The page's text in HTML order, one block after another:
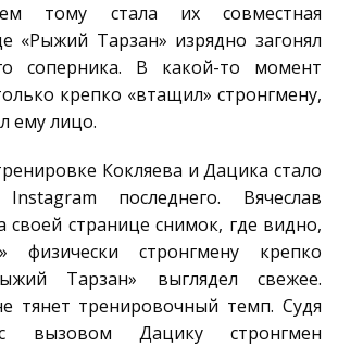
тому стала их совместная
«Рыжий Тарзан» изрядно загонял
соперника. В какой-то момент
крепко «втащил» стронгмену,
ему лицо.
Кокляева и Дацика стало
последнего. Вячеслав
своей странице снимок, где видно,
физически стронгмену крепко
Тарзан» выглядел свежее.
тянет тренировочный темп. Судя
Дацику стронгмен